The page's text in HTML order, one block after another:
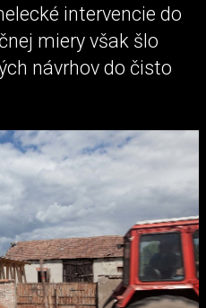
intervencie do
miery však šlo
návrhov do čisto